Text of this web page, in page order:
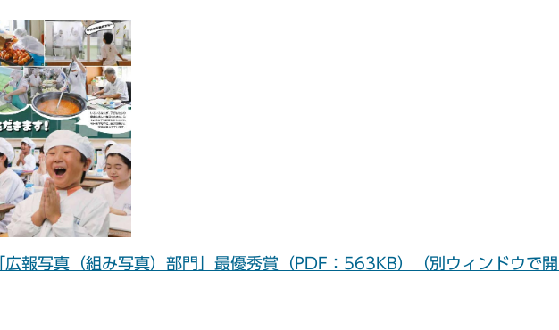
報写真（組み写真）部門」最優秀賞（PDF：563KB）（別ウィンドウで